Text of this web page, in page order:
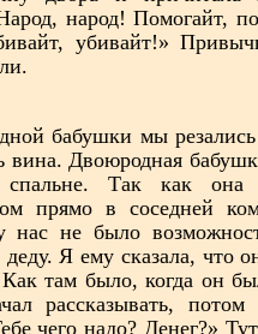
народ! Помогайт,
убивайт!»
бабушки мы
вина. Двоюродная
Так как она
прямо в соседней
нас не было
Я ему сказала, что
там было, когда он
рассказывать, потом
чего надо? Денег?»